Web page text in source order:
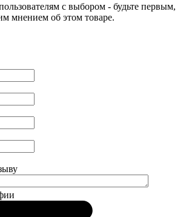
с выбором - будьте первым,
мнением об этом товаре.